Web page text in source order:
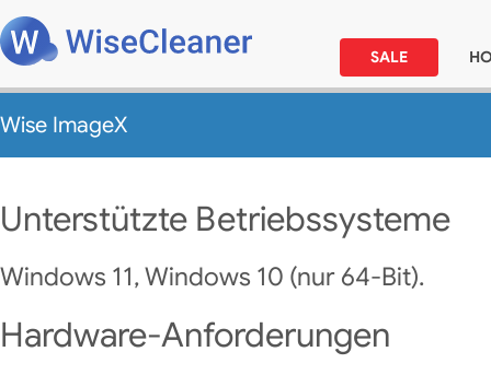
SALE
Wise ImageX
Unterstützte Betriebssysteme
Windows 11, Windows 10 (nur 64-Bit).
Hardware-Anforderungen